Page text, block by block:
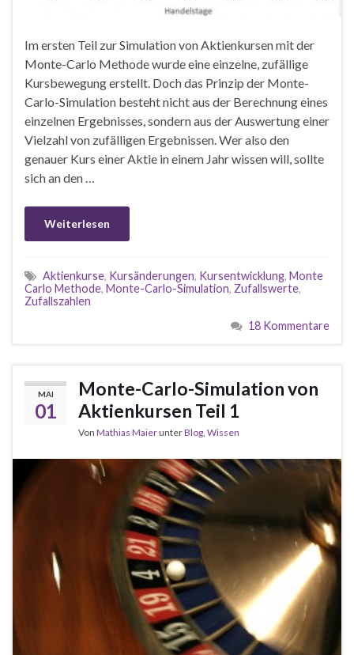
Im ersten Teil zur Simulation von Aktienkursen mit der
Monte-Carlo Methode wurde eine einzelne, zufällige
Kursbewegung erstellt. Doch das Prinzip der Monte-
Carlo-Simulation besteht nicht aus der Berechnung eines
einzelnen Ergebnisses, sondern aus der Auswertung einer
Vielzahl von zufälligen Ergebnissen. Wer also den
genauer Kurs einer Aktie in einem Jahr wissen will, sollte
sich an den …
Weiterlesen
Aktienkurse, Kursänderungen, Kursentwicklung, Monte
Carlo Methode, Monte-Carlo-Simulation, Zufallswerte,
Zufallszahlen
18 Kommentare
MAI
01
Monte-Carlo-Simulation von
Aktienkursen Teil 1
Von Mathias MaierunterBlog, Wissen